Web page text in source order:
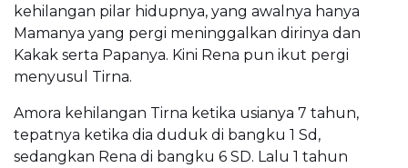
kehilangan pilar hidupnya, yang awalnya hanya
Mamanya yang pergi meninggalkan dirinya dan
Kakak serta Papanya. Kini Rena pun ikut pergi
menyusul Tirna.
Amora kehilangan Tirna ketika usianya 7 tahun,
tepatnya ketika dia duduk di bangku 1 Sd,
sedangkan Rena di bangku 6 SD. Lalu 1 tahun